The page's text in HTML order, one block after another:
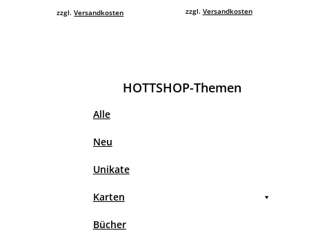
zzgl.Versandkosten
zzgl. Versandkosten
HOTTSHOP-Themen
Alle
Neu
Unikate
Karten
Bücher